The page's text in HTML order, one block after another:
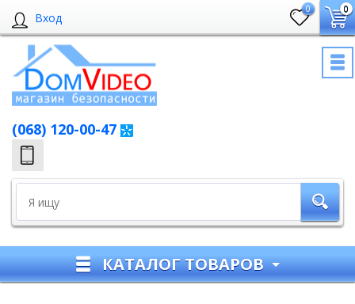
Вход
0 0
(068) 120-00-47
КАТАЛОГ ТОВАРОВ